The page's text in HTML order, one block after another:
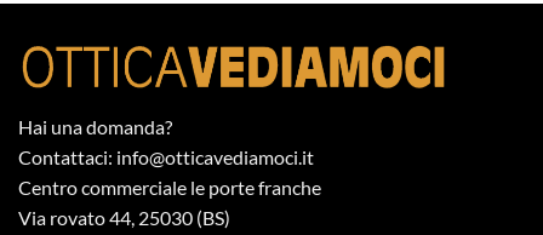
Hai una domanda?
Contattaci: info@otticavediamoci.it
Centro commerciale le porte franche
Via rovato 44, 25030 (BS)